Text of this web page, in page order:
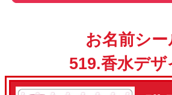
お名前シー
519.香水デザ